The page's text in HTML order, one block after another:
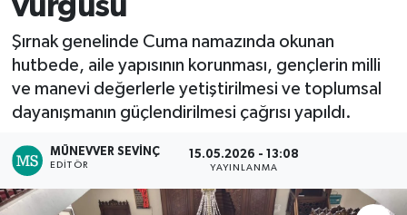
vurgusu
Şırnak genelinde Cuma namazında okunan
hutbede, aile yapısının korunması, gençlerin milli
ve manevi değerlerle yetiştirilmesi ve toplumsal
dayanışmanın güçlendirilmesi çağrısı yapıldı.
MÜNEVVER SEVINÇ
EDITÖR
15.05.2026 - 13:08
YAYINLANMA
Yaşam
Sağlık
Eğitim
Kültür - Sanat
Siyaset
Süper Lig Puan Durumu ve Fikstür
Tüm Manşetler
Son Dakika Haberleri
Haber Arşivi